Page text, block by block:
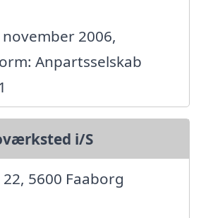
2006,
Anpartsselskab
i/S
5600 Faaborg